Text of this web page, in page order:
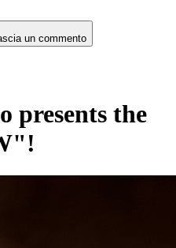
un commento
presents the